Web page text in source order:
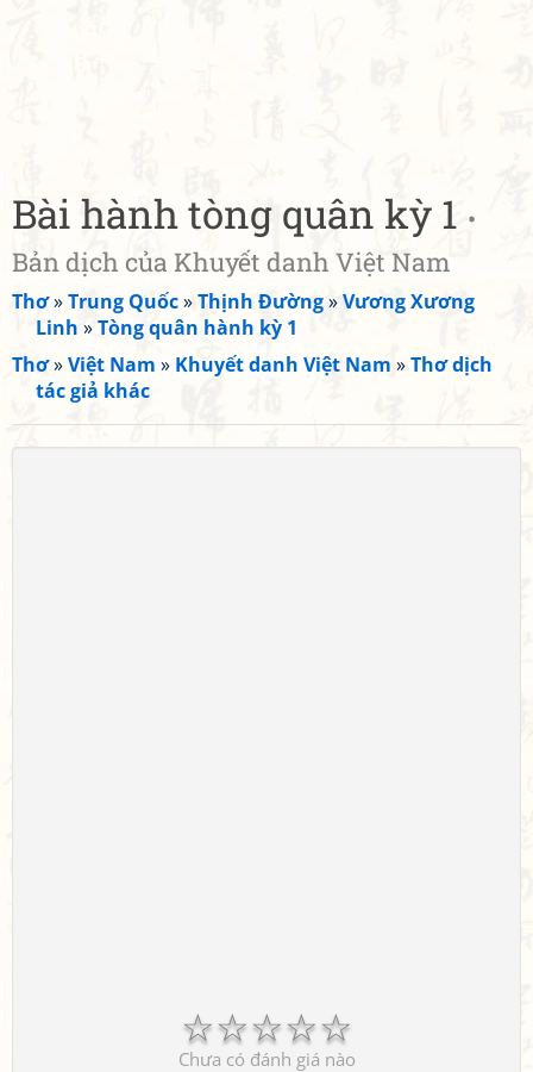
Bài hành tòng quân kỳ 1 •
Bản dịch của Khuyết danh Việt Nam
Thơ»Trung Quốc»Thịnh Đường»Vương Xương
Linh »Tòng quân hành kỳ 1
Thơ»Việt Nam » Khuyết danh Việt Nam »Thơ dịch
tác giả khác
☆
☆
☆
☆
☆
Chưa có đánh giá nào